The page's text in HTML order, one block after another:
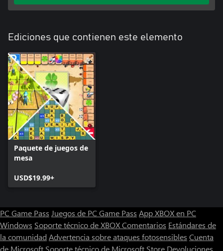
Ediciones que contienen este elemento
Paquete de juegos de
mesa
USD$19.99+
PC Game Pass Juegos de PC Game Pass App XBOX en PC
Windows Soporte técnico de XBOXComentarios Estándares de
la comunidad Advertencia sobre ataques fotosensibles Cuenta